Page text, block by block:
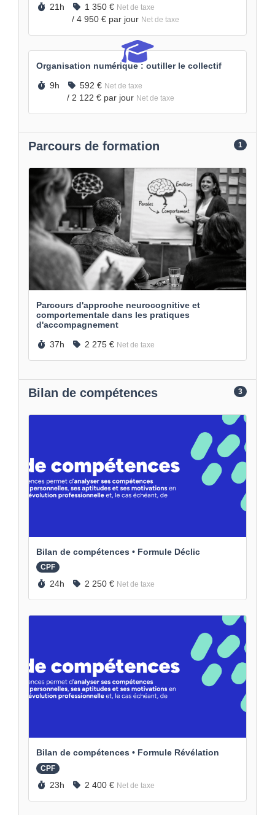
Durée :
21h Prix :
1 350 € Net de taxe
/ 4 950 € par jour Net de taxe
Organisation numérique : outiller le collectif
Durée :
9h Prix :
592 € Net de taxe
/ 2 122 € par jour Net de taxe
Parcours de formation 1
Parcours d'approche neurocognitive et
comportementale dans les pratiques
d'accompagnement
Durée :
37h Prix :
2 275 € Net de taxe
Bilan de compétences 3
Bilan de compétences • Formule Déclic
CPF
Durée :
24h Prix :
2 250 € Net de taxe
Bilan de compétences • Formule Révélation
CPF
Durée :
23h Prix :
2 400 € Net de taxe